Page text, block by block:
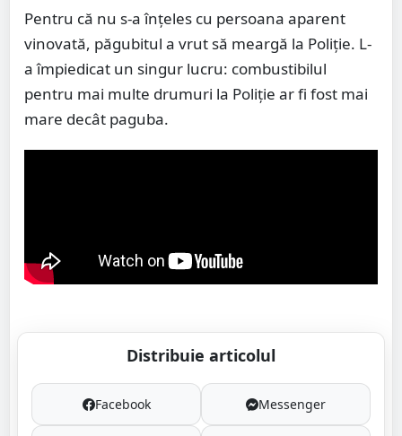
Pentru că nu s-a înțeles cu persoana aparent
vinovată, păgubitul a vrut să meargă la Poliție. L-
a împiedicat un singur lucru: combustibilul
pentru mai multe drumuri la Poliție ar fi fost mai
mare decât paguba.
Distribuie articolul
Facebook Messenger